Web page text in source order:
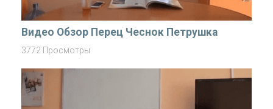
Видео Обзор Перец Чеснок Петрушка
3772 Просмотры